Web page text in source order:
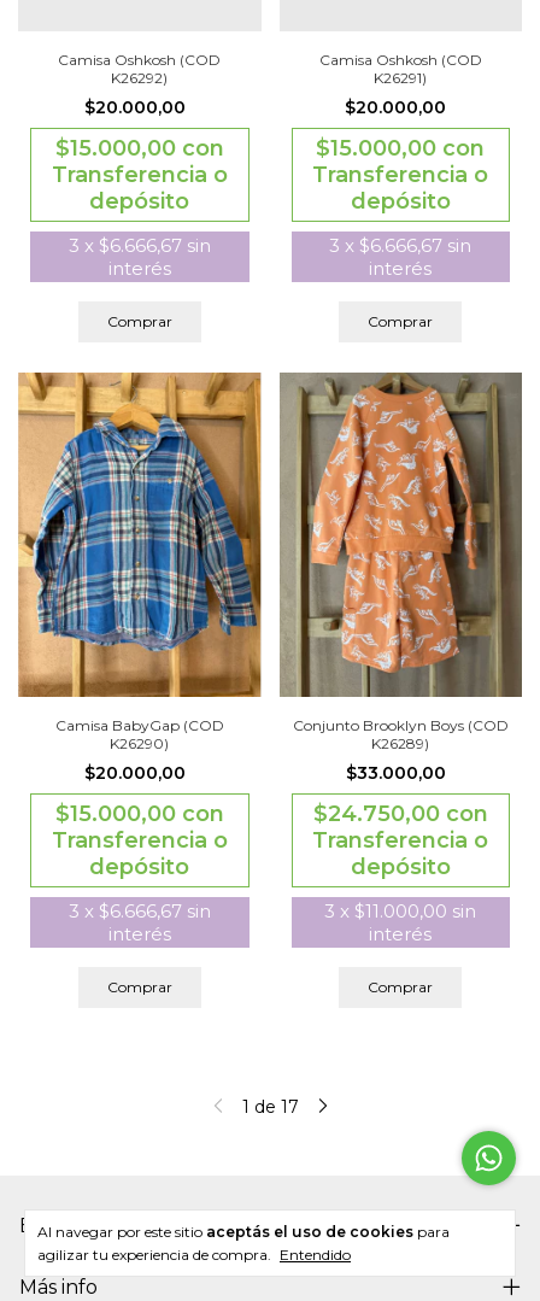
Al navegar por este sitio aceptás el uso de cookies para
agilizar tu experiencia de compra. Entendido
Camisa Oshkosh (COD
K26292)
$20.000,00
$15.000,00 con
Transferencia o
depósito
3 x $6.666,67 sin
interés
Comprar
Camisa Oshkosh (COD
K26291)
$20.000,00
$15.000,00 con
Transferencia o
depósito
3 x $6.666,67 sin
interés
Comprar
Camisa BabyGap (COD
K26290)
$20.000,00
$15.000,00 con
Transferencia o
depósito
3 x $6.666,67 sin
interés
Comprar
Conjunto Brooklyn Boys (COD
K26289)
$33.000,00
$24.750,00 con
Transferencia o
depósito
3 x $11.000,00 sin
interés
Comprar
1 de 17
Estado
Más info